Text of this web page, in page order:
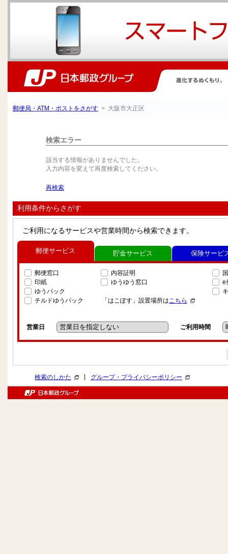
郵便局・ATM・ポストをさがす > 大阪市大正区
検索エラー
該当する情報がありませんでした。
入力内容を変えて再度検索してください。
再検索
利用条件からさがす
ご利用になるサービスや営業時間から検索できます。
郵便サービス
郵便窓口
印紙
ゆうパック
チルドゆうパック
内容証明
ゆうゆう窓口
「はこぽす」設置場所はこちら
e
営業日 ご利用時間
貯金サービス 保険サービ
検索のしかた グループ・プライバシーポリシー